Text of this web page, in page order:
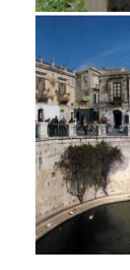
PARCO